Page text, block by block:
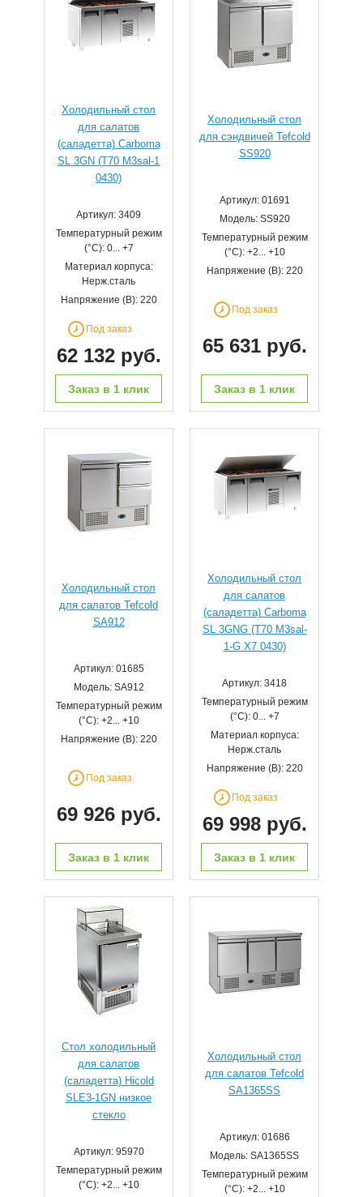
Холодильный стол
для салатов
(саладетта) Сarboma
SL 3GN (T70 M3sal-1
0430)
Артикул: 3409
Температурный режим
(°С): 0... +7
Материал корпуса:
Нерж.сталь
Напряжение (В): 220
Под заказ
62 132 руб.
Заказ в 1 клик
Холодильный стол
для сэндвичей Tefcold
SS920
Артикул: 01691
Модель: SS920
Температурный режим
(°С): +2... +10
Напряжение (В): 220
Под заказ
65 631 руб.
Заказ в 1 клик
Холодильный стол
для салатов Tefcold
SA912
Артикул: 01685
Модель: SA912
Температурный режим
(°С): +2... +10
Напряжение (В): 220
Под заказ
69 926 руб.
Заказ в 1 клик
Холодильный стол
для салатов
(саладетта) Carboma
SL 3GNG (T70 M3sal-
1-G X7 0430)
Артикул: 3418
Температурный режим
(°С): 0... +7
Материал корпуса:
Нерж.сталь
Напряжение (В): 220
Под заказ
69 998 руб.
Заказ в 1 клик
Стол холодильный
для салатов
(саладетта) Hicold
SLE3-1GN низкое
стекло
Артикул: 95970
Температурный режим
(°С): +2... +10
Холодильный стол
для салатов Tefcold
SA1365SS
Артикул: 01686
Модель: SA1365SS
Температурный режим
(°С): +2... +10